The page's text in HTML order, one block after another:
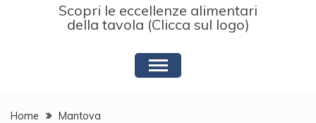
Scopri le eccellenze alimentari
della tavola (Clicca sul logo)
Home
Mantova